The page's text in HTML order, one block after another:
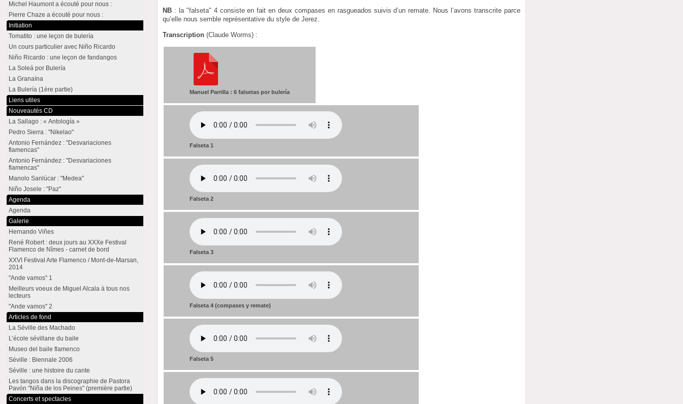
NB : la "falseta" 4 consiste en fait en deux compases en rasgueados suivis d’un remate. Nous l’avons transcrite parce
qu’elle nous semble représentative du style de Jerez.
Transcription (Claude Worms) :
Manuel Parrilla : 6 falsetas por bulería
Falseta 1
Falseta 2
Falseta 3
Falseta 4 (compases y remate)
Falseta 5
Michel Haumont a écouté pour nous :
Pierre Chaze a écouté pour nous :
Initiation
Tomatito : une leçon de bulería
Un cours particulier avec Niño Ricardo
Niño Ricardo : une leçon de fandangos
La Soleá por Bulería
La Granaína
La Bulería (1ère partie)
Liens utiles
Nouveautés CD
La Sallago : « Antología »
Pedro Sierra : "Nikelao"
Antonio Fernández : "Desvariaciones
flamencas"
Antonio Fernández : "Desvariaciones
flamencas"
Manolo Sanlúcar : "Medea"
Niño Josele : "Paz"
Agenda
Agenda
Galerie
Hernando Viñes
René Robert : deux jours au XXXe Festival
Flamenco de Nîmes - carnet de bord
XXVI Festival Arte Flamenco / Mont-de-Marsan,
2014
"Ande vamos" 1
Meilleurs voeux de Miguel Alcala à tous nos
lecteurs
"Ande vamos" 2
Articles de fond
La Séville des Machado
L’école sévillane du baile
Museo del baile flamenco
Séville : Biennale 2006
Séville : une histoire du cante
Les tangos dans la discographie de Pastora
Pavón "Niña de los Peines" (première partie)
Concerts et spectacles